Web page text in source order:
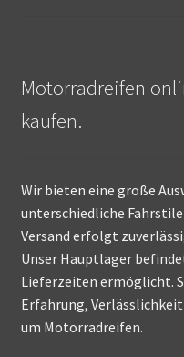
Motorradreifen
kaufen.
Wir bieten eine große
unterschiedliche
Versand erfolgt
Unser Hauptlager
Lieferzeiten ermöglicht.
Erfahrung,
um Motorradreifen.